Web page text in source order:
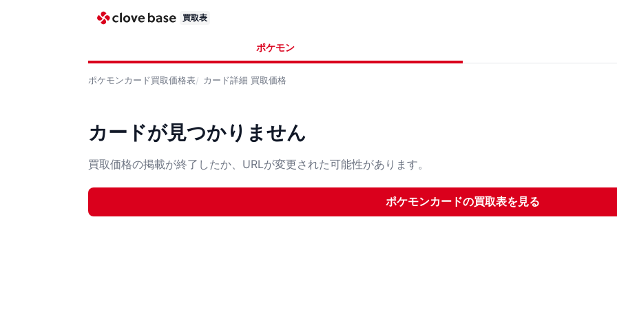
買取表
ポケモン
ポケモンカード買取価格表 カード詳細 買取価格
カードが見つかりません
買取価格の掲載が終了したか、URLが変更された可能性があります。
ポケモンカードの買取表を見る